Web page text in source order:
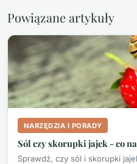
Powiązane artykuły
NARZĘDZIA I PORADY
Sól czy skorupki jajek - co
Sprawdź, czy sól i skorupki